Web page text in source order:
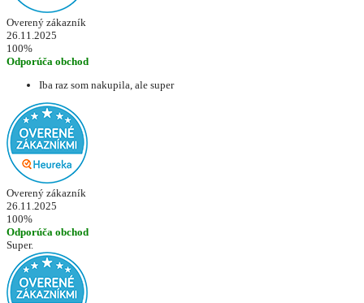
Overený zákazník
26.11.2025
100%
Odporúča obchod
Iba raz som nakupila, ale super
Overený zákazník
26.11.2025
100%
Odporúča obchod
Super.